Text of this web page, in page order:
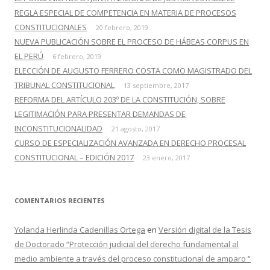
:REGLA ESPECIAL DE COMPETENCIA EN MATERIA DE PROCESOS
CONSTITUCIONALES
20 febrero, 2019
NUEVA PUBLICACIÓN SOBRE EL PROCESO DE HÁBEAS CORPUS EN
EL PERÚ
6 febrero, 2019
ELECCIÓN DE AUGUSTO FERRERO COSTA COMO MAGISTRADO DEL
TRIBUNAL CONSTITUCIONAL
13 septiembre, 2017
REFORMA DEL ARTÍCULO 203º DE LA CONSTITUCIÓN, SOBRE
LEGITIMACIÓN PARA PRESENTAR DEMANDAS DE
INCONSTITUCIONALIDAD
21 agosto, 2017
CURSO DE ESPECIALIZACIÓN AVANZADA EN DERECHO PROCESAL
CONSTITUCIONAL – EDICIÓN 2017
23 enero, 2017
COMENTARIOS RECIENTES
Yolanda Herlinda Cadenillas Ortega en Versión digital de la Tesis
de Doctorado “Protección judicial del derecho fundamental al
medio ambiente a través del proceso constitucional de amparo “